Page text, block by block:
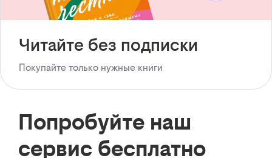
Читайте без подписки
Покупайте только нужные книги
Попробуйте наш
сервис бесплатно